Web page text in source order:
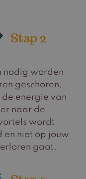
Stap 2
nodig worden
geschoren,
energie van
naar de
wordt
en niet op jouw
gaat.